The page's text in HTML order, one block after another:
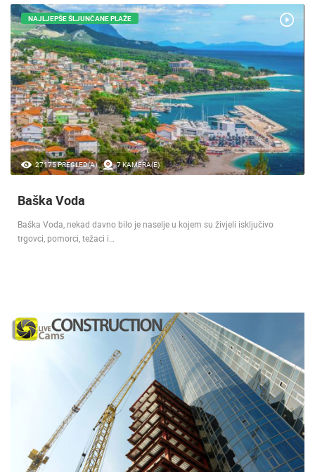
27175 PREGLED(A) 7 KAMERA(E)
NAJLJEPŠE ŠLJUNČANE PLAŽE
Baška Voda
Baška Voda, nekad davno bilo je naselje u kojem su živjeli isključivo
trgovci, pomorci, težaci i…